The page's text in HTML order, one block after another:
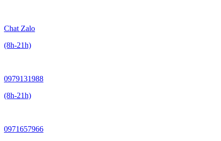
Chat Zalo
(8h-21h)
0979131988
(8h-21h)
0971657966